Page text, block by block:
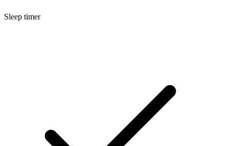
Sleep timer